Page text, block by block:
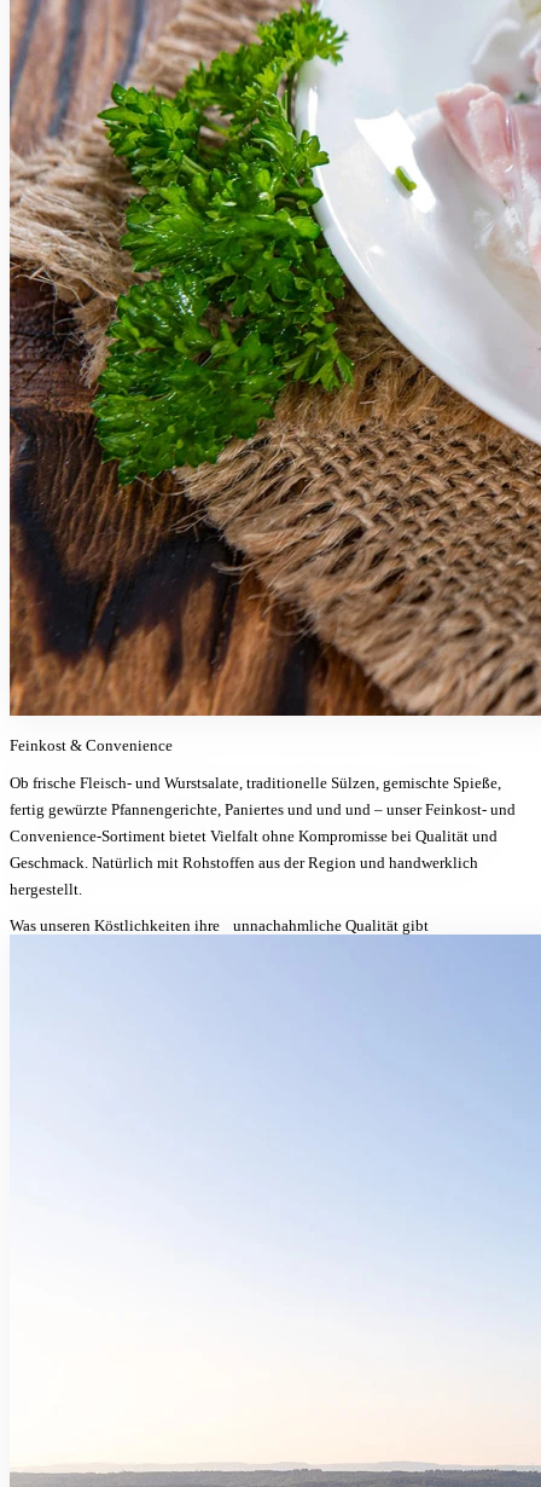
Feinkost & Convenience
Ob frische Fleisch- und Wurstsalate, traditionelle Sülzen, gemischte Spieße,
fertig gewürzte Pfannengerichte, Paniertes und und und – unser Feinkost- und
Convenience-Sortiment bietet Vielfalt ohne Kompromisse bei Qualität und
Geschmack. Natürlich mit Rohstoffen aus der Region und handwerklich
hergestellt.
Was unseren Köstlichkeiten ihre unnachahmliche Qualität gibt